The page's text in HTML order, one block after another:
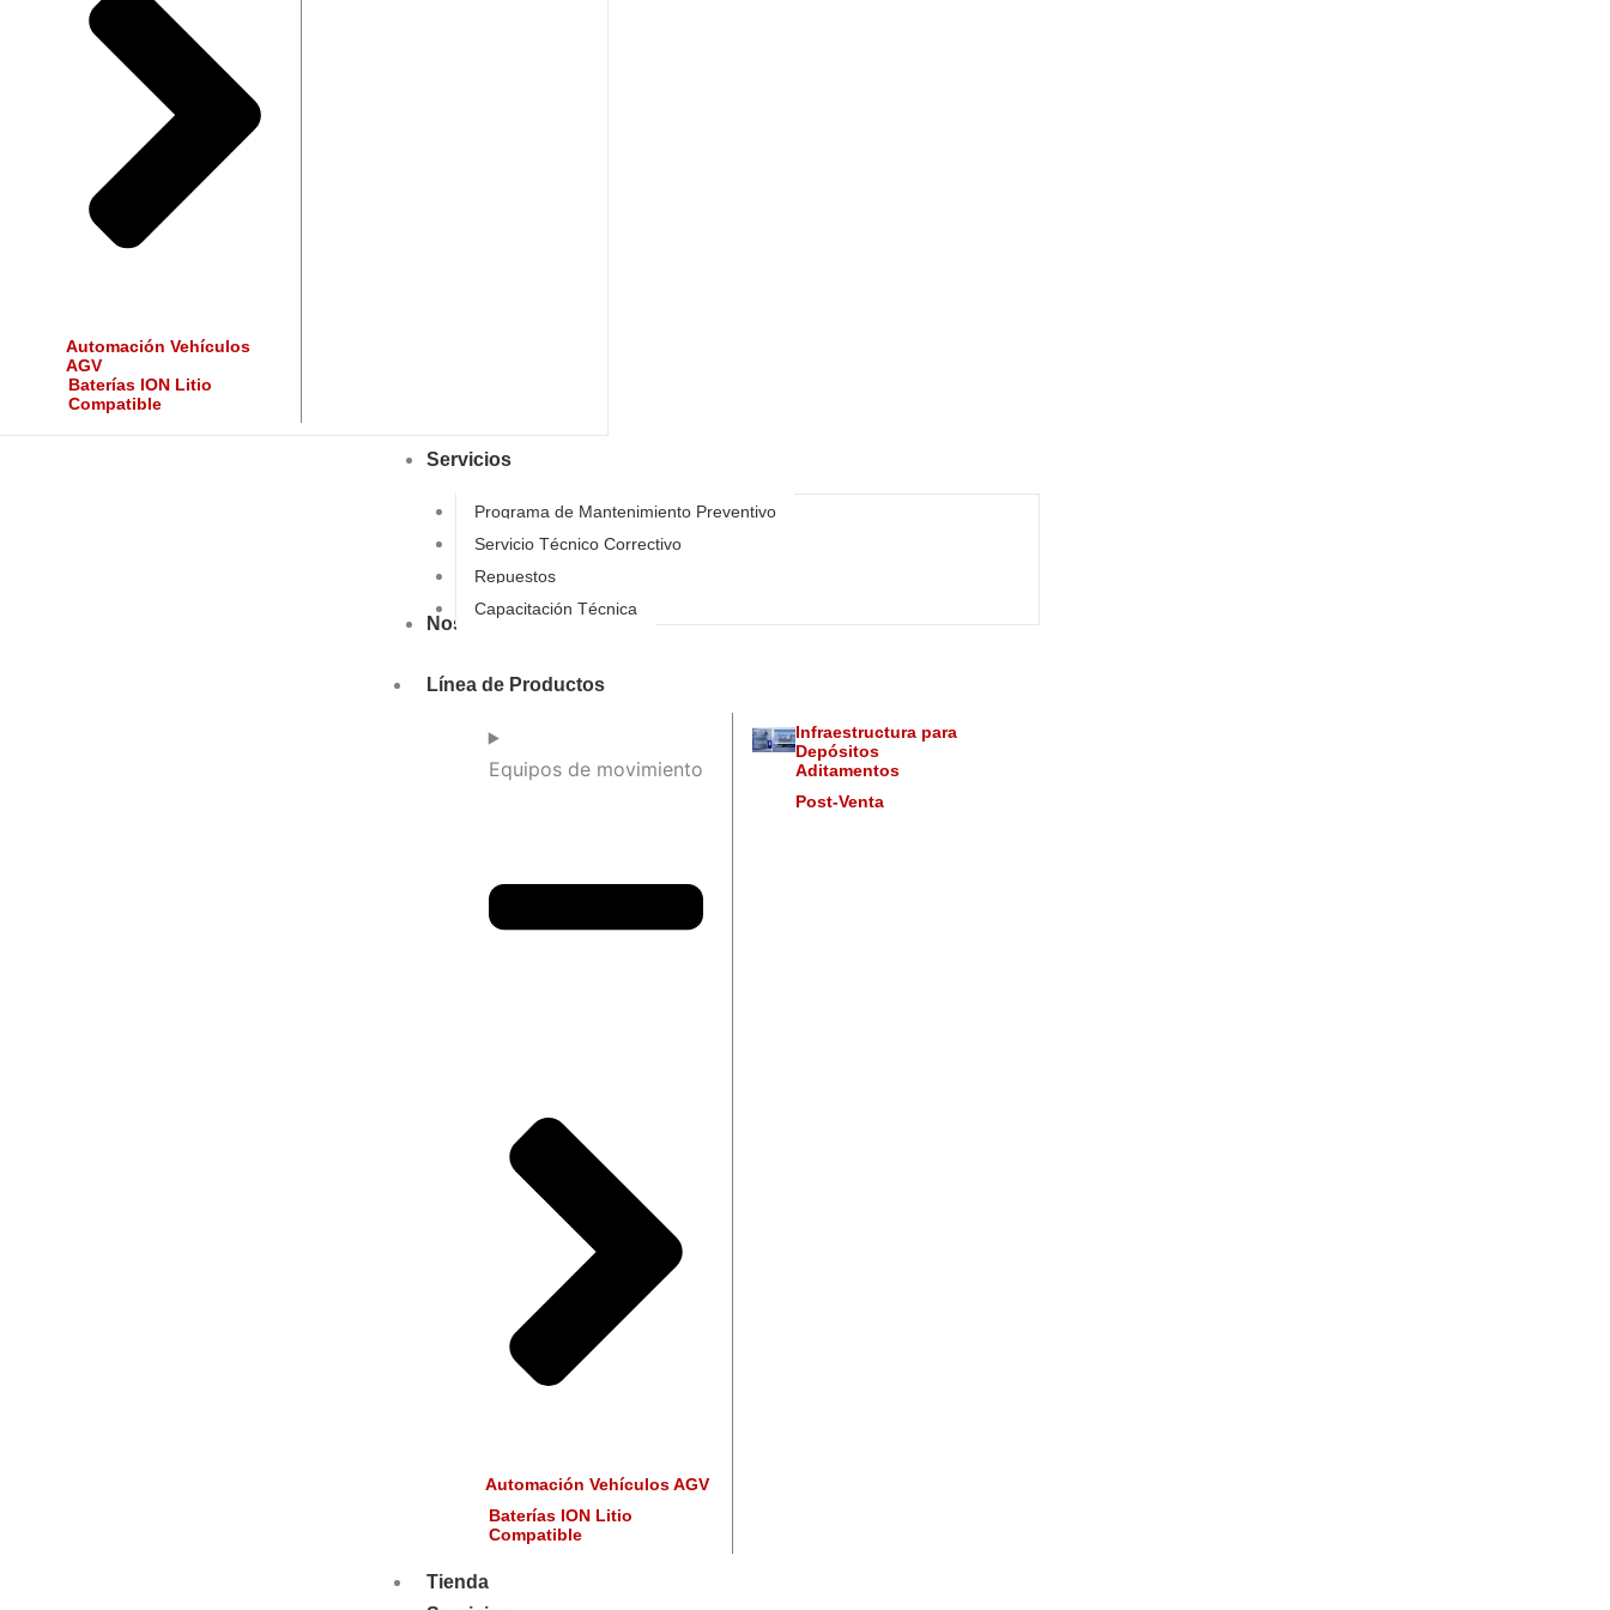
Automación Vehículos
AGV
Baterías ION Litio
Compatible
Servicios
Programa de Mantenimiento Preventivo
Servicio Técnico Correctivo
Repuestos
Capacitación Técnica
Nosotros
Línea de Productos
Equipos de movimiento
Automación Vehículos AGV
Baterías ION Litio
Compatible
Infraestructura para
Depósitos
Aditamentos
Post-Venta
Tienda